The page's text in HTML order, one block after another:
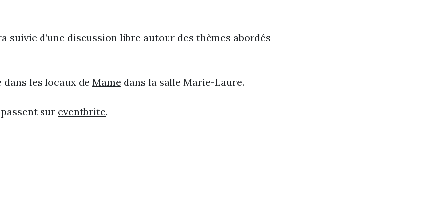
suivie d’une discussion libre autour des thèmes abordés
dans les locaux de Mame dans la salle Marie-Laure.
sur eventbrite.